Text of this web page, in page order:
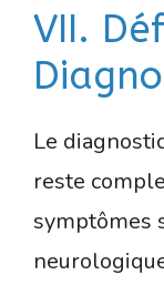
VII.
Le
reste
symptômes